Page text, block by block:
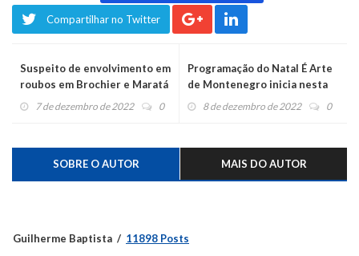
Compartilhar no Twitter
Suspeito de envolvimento em
roubos em Brochier e Maratá
é preso em Salvador do Sul
7 de dezembro de 2022 0
Programação do Natal É Arte
de Montenegro inicia nesta
sexta-feira
8 de dezembro de 2022 0
SOBRE O AUTOR MAIS DO AUTOR
Guilherme Baptista 11898 Posts